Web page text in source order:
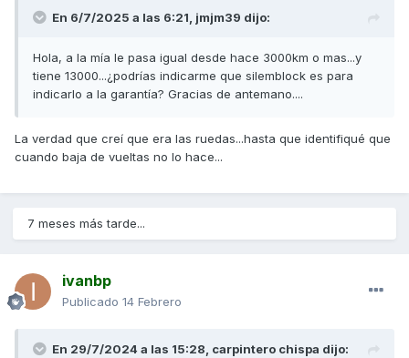
En 6/7/2025 a las 6:21, jmjm39 dijo:
Hola, a la mía le pasa igual desde hace 3000km o mas...y
tiene 13000...¿podrías indicarme que silemblock es para
indicarlo a la garantía? Gracias de antemano....
La verdad que creí que era las ruedas...hasta que identifiqué que
cuando baja de vueltas no lo hace...
7 meses más tarde...
ivanbp
Publicado 14 Febrero
En 29/7/2024 a las 15:28, carpintero chispa dijo: